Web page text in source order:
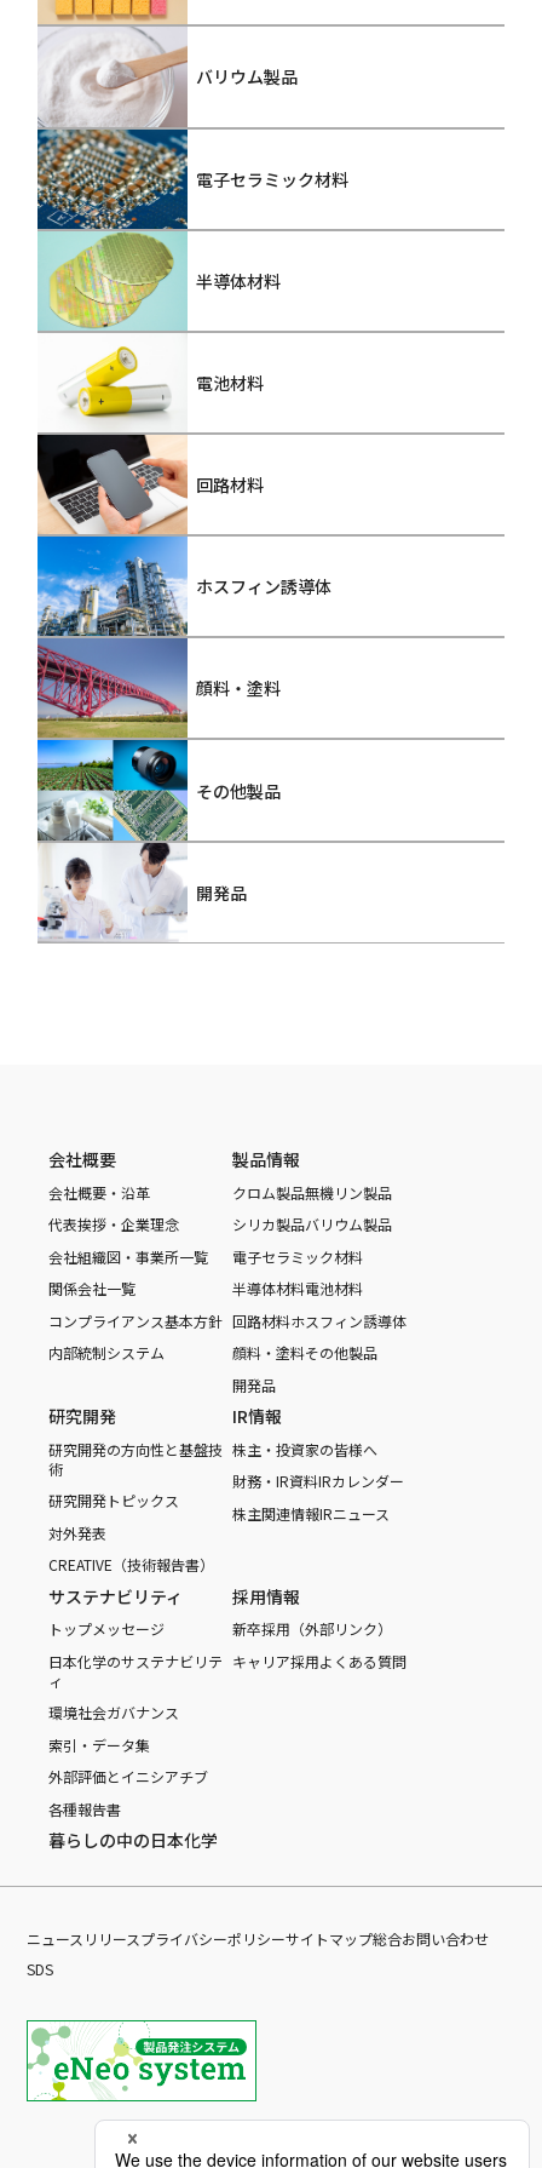
バリウム製品
電子セラミック材料
半導体材料
電池材料
回路材料
ホスフィン誘導体
顔料・塗料
その他製品
開発品
会社概要
会社概要・沿革
代表挨拶・企業理念
会社組織図・事業所一覧
関係会社一覧
コンプライアンス基本方針
内部統制システム
製品情報
クロム製品無機リン製品
シリカ製品バリウム製品
電子セラミック材料
半導体材料電池材料
回路材料ホスフィン誘導体
顔料・塗料その他製品
開発品
研究開発
研究開発の方向性と基盤技
術
研究開発トピックス
対外発表
CREATIVE（技術報告書）
IR情報
株主・投資家の皆様へ
財務・IR資料IRカレンダー
株主関連情報IRニュース
サステナビリティ
トップメッセージ
日本化学のサステナビリテ
ィ
環境社会ガバナンス
索引・データ集
外部評価とイニシアチブ
各種報告書
採用情報
新卒採用（外部リンク）
キャリア採用よくある質問
暮らしの中の日本化学
ニュースリリースプライバシーポリシーサイトマップ総合お問い合わせ
SDS